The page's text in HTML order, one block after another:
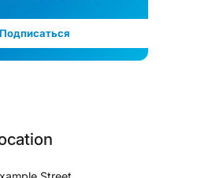
Подписаться